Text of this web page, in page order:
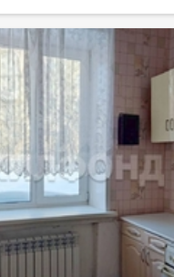
продается под
- качественные
Ввод в эксплуатацию дома,
квартира в новом
Это новый быстрo
Территориальное
позволит вам всегда
магазины, Школы 216,
489, 502, 482; больницы.
и быстрый доступ к
ещё раз подчеркивают
данного жилмассива.
22, Маршрутное такси: 24, 44,
на транспорте 20 минут.
Звоните, чтобы узнать